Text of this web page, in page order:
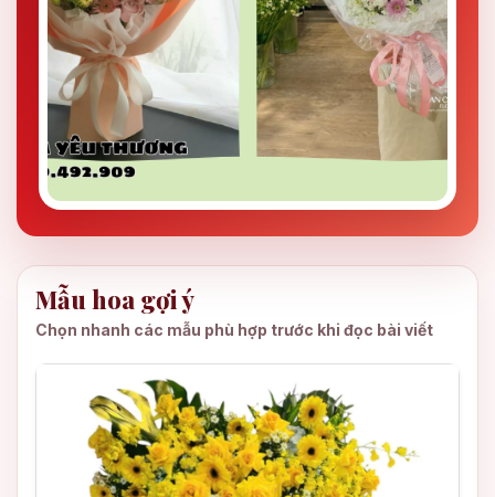
Mẫu hoa gợi ý
Chọn nhanh các mẫu phù hợp trước khi đọc bài viết